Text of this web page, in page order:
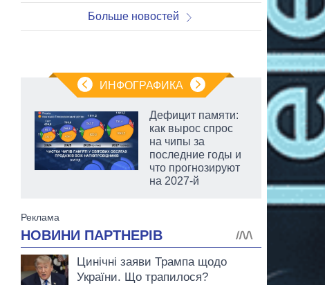
Больше новостей
ИНФОГРАФИКА
Дефицит памяти:
как вырос спрос
на чипы за
последние годы и
что прогнозируют
на 2027-й